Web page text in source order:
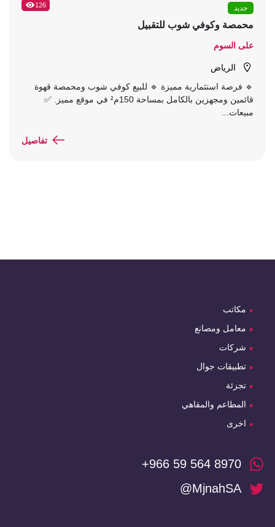
126 جديد
محمصة وكوفي شوب للتقبيل
على السوم
الرياض
🔹 فرصة استثمارية مميزة 🔹 للبيع كوفي شوب ومحمصة قهوة
قائمين ومجهزين بالكامل بمساحة 150م² في موقع مميز. ✅
مبيعات...
تفاصيل
مكاتب
معامل ومصانع
شركات
تطبيقات جوال
تجزئة
المطاعم والمقاهي
اخرى
+966 59 564 8970
@MjnahSA